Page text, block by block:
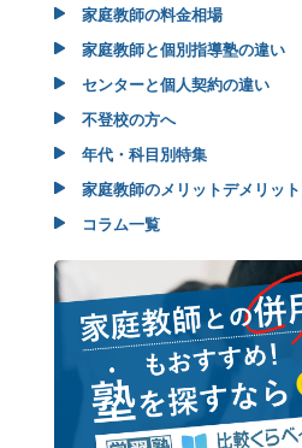
家庭教師の料金相場
家庭教師と個別指導塾の違い
センターと個人契約の違い
不登校の方へ
年代・科目別特集
家庭教師のメリットデメリット
コラム一覧